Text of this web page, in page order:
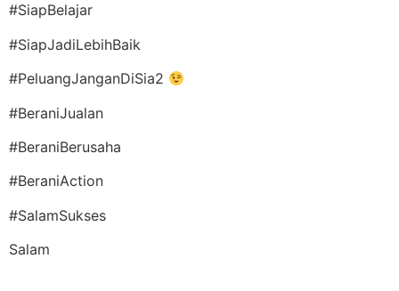
#SiapBelajar
#SiapJadiLebihBaik
#PeluangJanganDiSia2
#BeraniJualan
#BeraniBerusaha
#BeraniAction
#SalamSukses
Salam